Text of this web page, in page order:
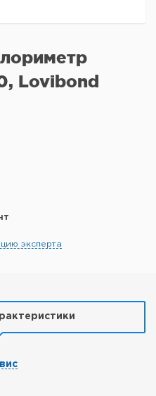
Lovibond
эксперта